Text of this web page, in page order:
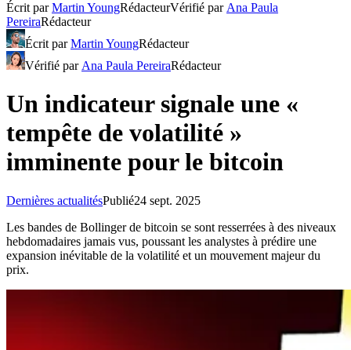
Écrit parMartin YoungRédacteurVérifié par Ana Paula
PereiraRédacteur
Écrit parMartin YoungRédacteur
Vérifié par Ana Paula PereiraRédacteur
Un indicateur signale une «
tempête de volatilité »
imminente pour le bitcoin
Dernières actualitésPublié24 sept. 2025
Les bandes de Bollinger de bitcoin se sont resserrées à des niveaux
hebdomadaires jamais vus, poussant les analystes à prédire une
expansion inévitable de la volatilité et un mouvement majeur du
prix.